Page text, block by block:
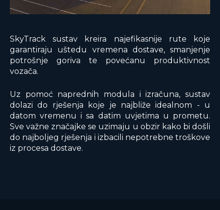
SkyTrack sustav kreira najefikasnije rute koje
garantiraju uštedu vremena dostave, smanjenje
potrošnje goriva te povećanu produktivnost
vozača.
Uz pomoć naprednih modula i izračuna, sustav
dolazi do rješenja koje je najbliže idealnom - u
datom vremenu i sa datim uvjetima u prometu.
Sve važne značajke se uzimaju u obzir kako bi došli
do najboljeg rješenja i izbacili nepotrebne troškove
iz procesa dostave.